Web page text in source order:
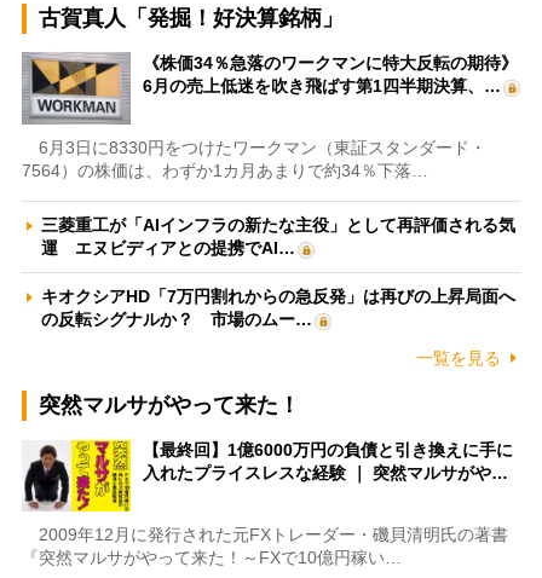
古賀真人「発掘！好決算銘柄」
《株価34％急落のワークマンに特大反転の期待》
6月の売上低迷を吹き飛ばす第1四半期決算、…
6月3日に8330円をつけたワークマン（東証スタンダード・
7564）の株価は、わずか1カ月あまりで約34％下落…
三菱重工が「AIインフラの新たな主役」として再評価される気
運 エヌビディアとの提携でAI…
キオクシアHD「7万円割れからの急反発」は再びの上昇局面へ
の反転シグナルか？ 市場のムー…
一覧を見る
突然マルサがやって来た！
【最終回】1億6000万円の負債と引き換えに手に
入れたプライスレスな経験 ｜ 突然マルサがや…
2009年12月に発行された元FXトレーダー・磯貝清明氏の著書
『突然マルサがやって来た！～FXで10億円稼い…